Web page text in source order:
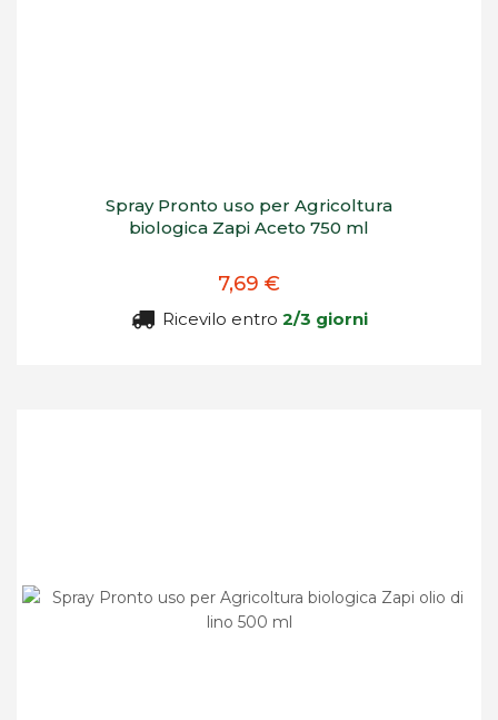
Spray Pronto uso per Agricoltura
biologica Zapi Aceto 750 ml
7,69 €
Ricevilo entro 2/3 giorni